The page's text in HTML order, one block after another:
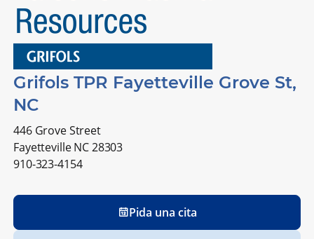
Grifols TPR Fayetteville Grove St,
NC
446 Grove Street
Fayetteville NC 28303
910-323-4154
Pida una cita